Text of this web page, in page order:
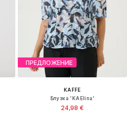
ПРЕДЛОЖЕНИЕ
KAFFE
Блузка 'KAElina'
24,98 €